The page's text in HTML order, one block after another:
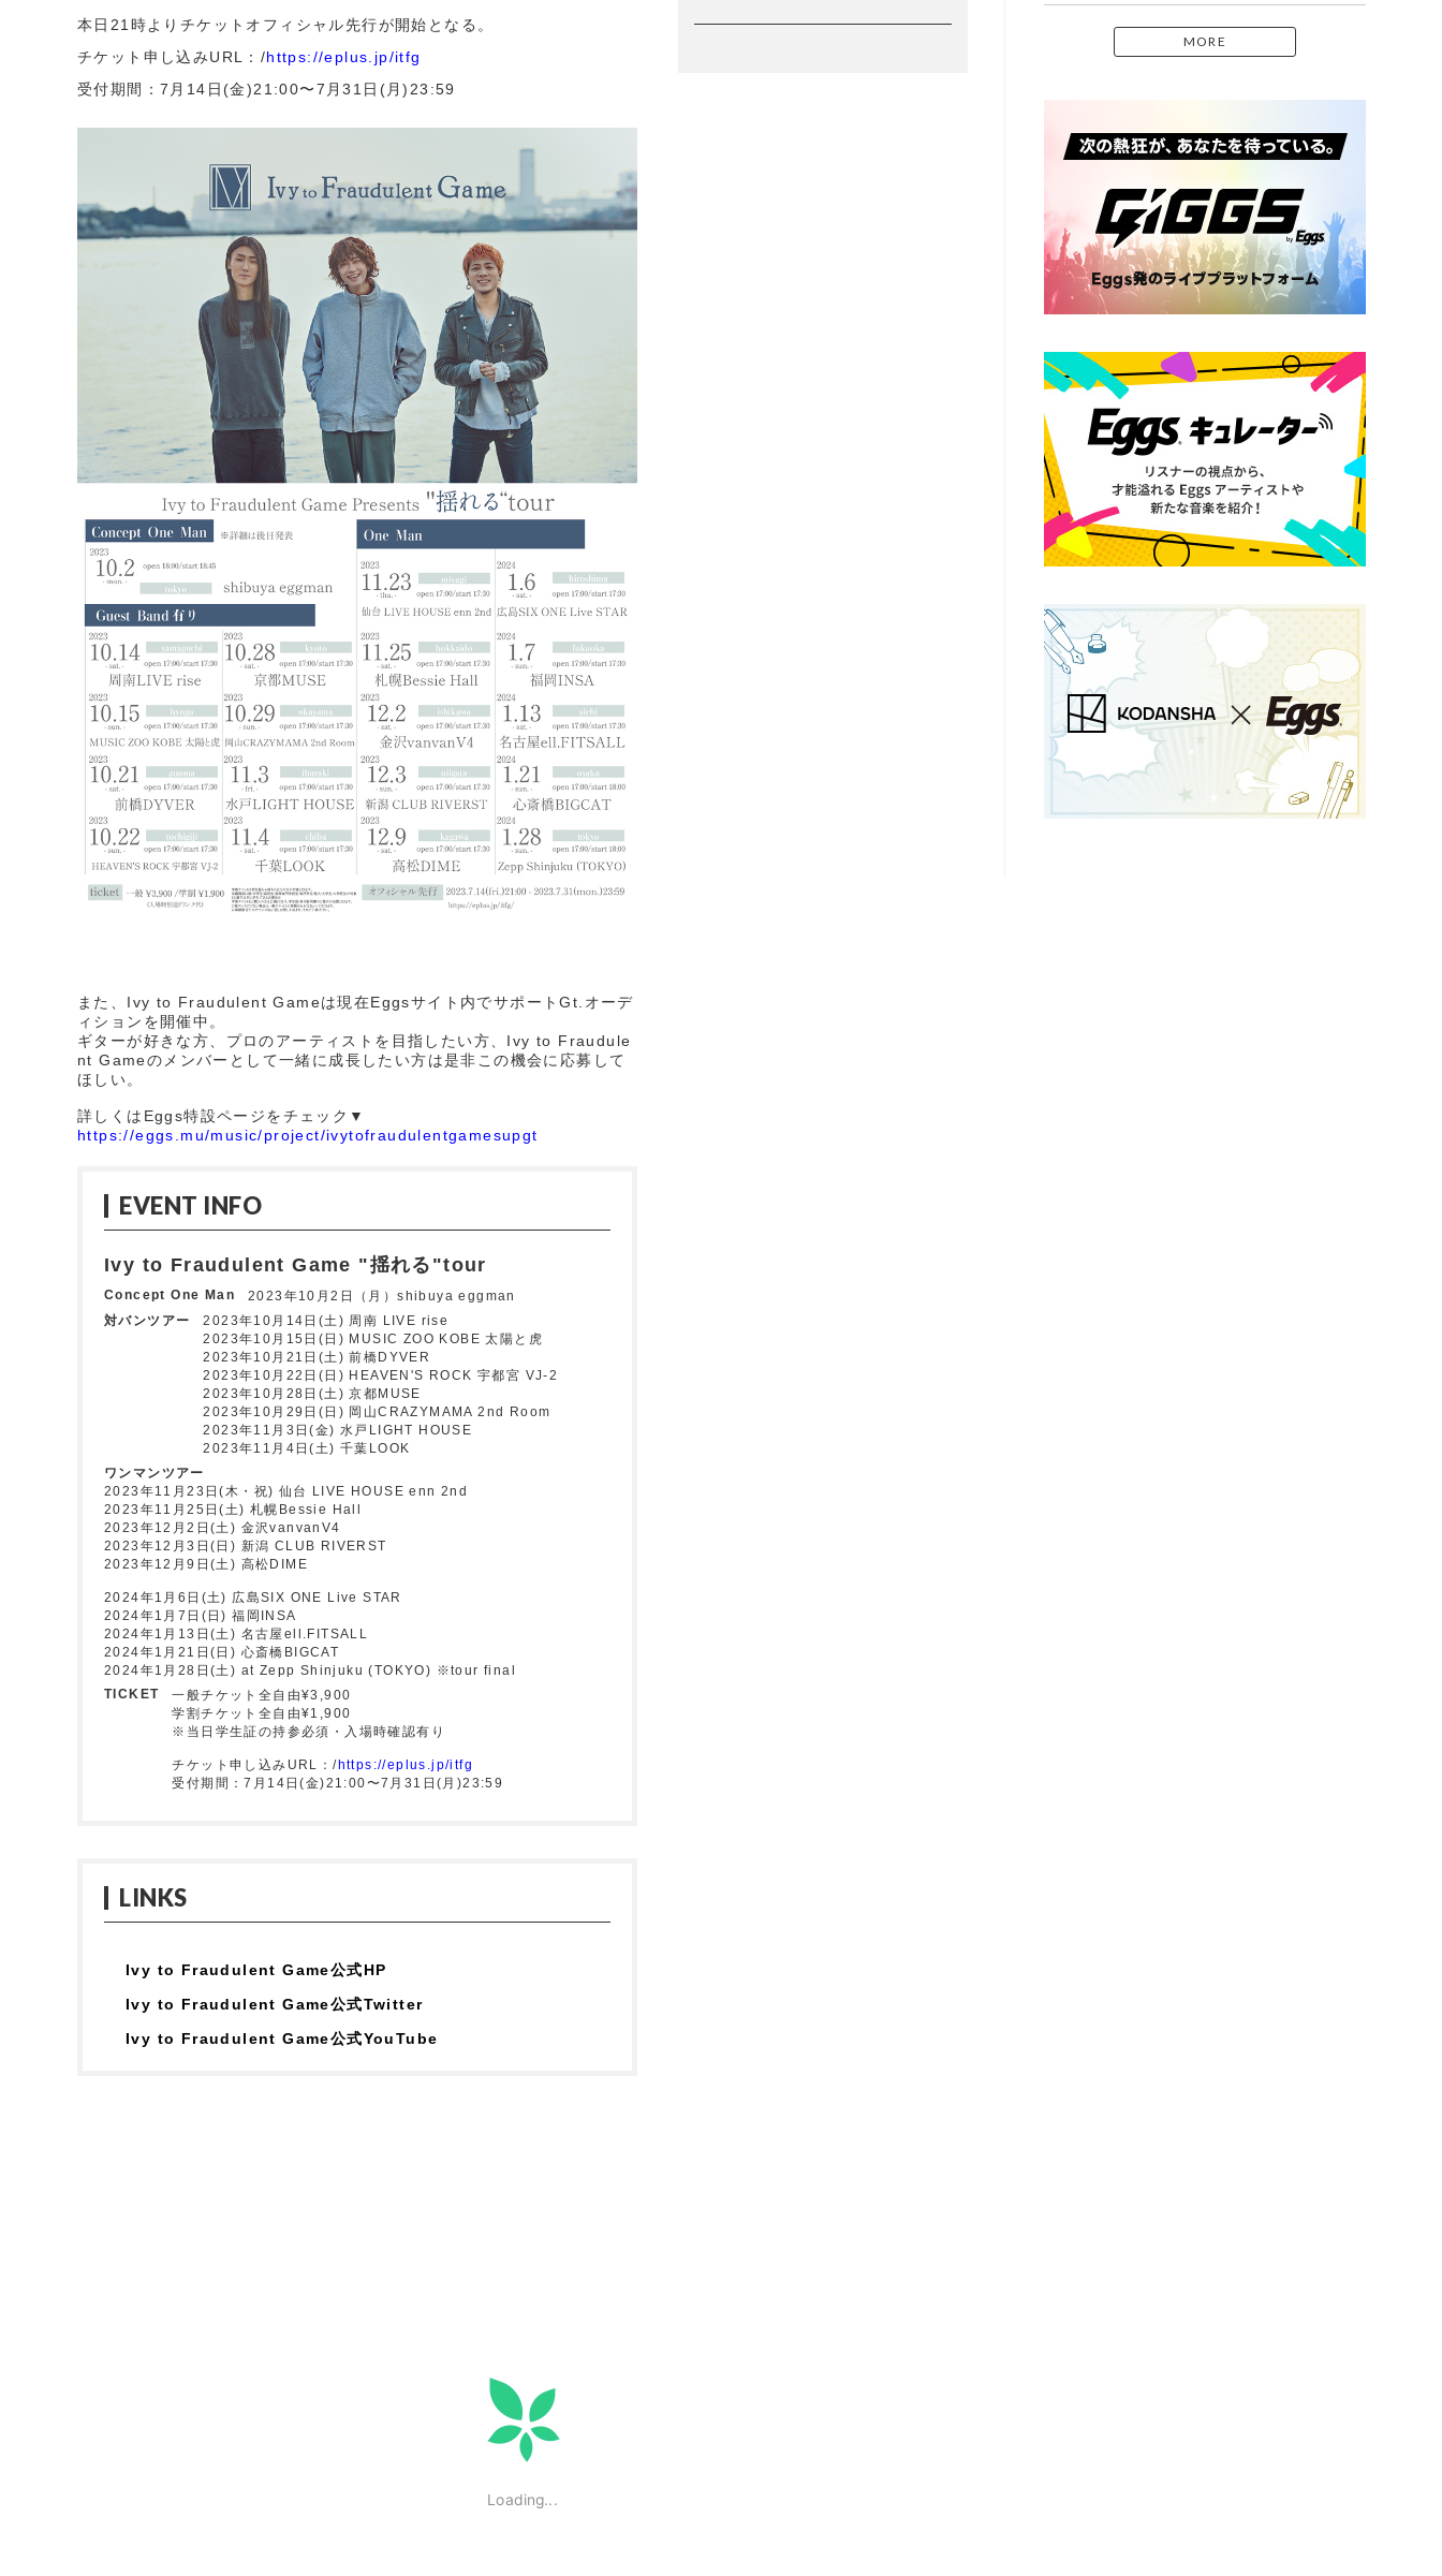
本日21時よりチケットオフィシャル先行が開始となる。
チケット申し込みURL：/https://eplus.jp/itfg
受付期間：7月14日(金)21:00〜7月31日(月)23:59
また、Ivy to Fraudulent Gameは現在Eggsサイト内でサポートGt.オーデ
ィションを開催中。
ギターが好きな方、プロのアーティストを目指したい方、Ivy to Fraudule
nt Gameのメンバーとして一緒に成長したい方は是非この機会に応募して
ほしい。
詳しくはEggs特設ページをチェック▼
https://eggs.mu/music/project/ivytofraudulentgamesupgt
EVENT INFO
Ivy to Fraudulent Game "揺れる"tour
Concept One Man
2023年10月2日（月）shibuya eggman
対バンツアー
2023年10月14日(土) 周南 LIVE rise
2023年10月15日(日) MUSIC ZOO KOBE 太陽と虎
2023年10月21日(土) 前橋DYVER
2023年10月22日(日) HEAVEN'S ROCK 宇都宮 VJ-2
2023年10月28日(土) 京都MUSE
2023年10月29日(日) 岡山CRAZYMAMA 2nd Room
2023年11月3日(金) 水戸LIGHT HOUSE
2023年11月4日(土) 千葉LOOK
ワンマンツアー
2023年11月23日(木・祝) 仙台 LIVE HOUSE enn 2nd
2023年11月25日(土) 札幌Bessie Hall
2023年12月2日(土) 金沢vanvanV4
2023年12月3日(日) 新潟 CLUB RIVERST
2023年12月9日(土) 高松DIME
2024年1月6日(土) 広島SIX ONE Live STAR
2024年1月7日(日) 福岡INSA
2024年1月13日(土) 名古屋ell.FITSALL
2024年1月21日(日) 心斎橋BIGCAT
2024年1月28日(土) at Zepp Shinjuku (TOKYO) ※tour final
TICKET
一般チケット全自由¥3,900
学割チケット全自由¥1,900
※当日学生証の持参必須・入場時確認有り
チケット申し込みURL：/https://eplus.jp/itfg
受付期間：7月14日(金)21:00〜7月31日(月)23:59
LINKS
Ivy to Fraudulent Game公式HP
Ivy to Fraudulent Game公式Twitter
Ivy to Fraudulent Game公式YouTube
MORE